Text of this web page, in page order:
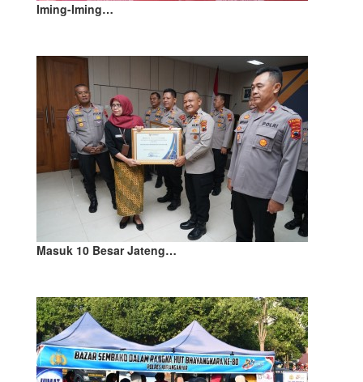
Iming-Iming…
Masuk 10 Besar Jateng…